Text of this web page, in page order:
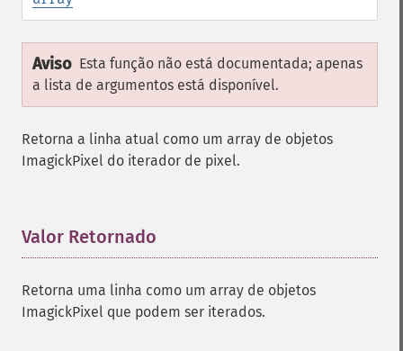
Aviso Esta função não está documentada; apenas
a lista de argumentos está disponível.
Retorna a linha atual como um array de objetos
ImagickPixel do iterador de pixel.
Valor Retornado
Retorna uma linha como um array de objetos
ImagickPixel que podem ser iterados.